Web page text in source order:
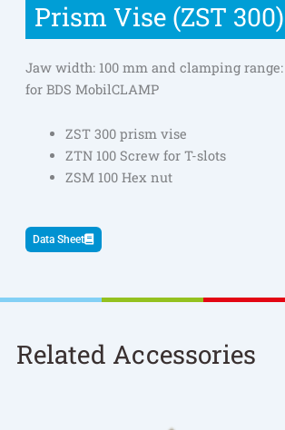
Prism Vise (ZST 300)
Jaw width: 100 mm and clamping range:
for BDS MobilCLAMP
ZST 300 prism vise
ZTN 100 Screw for T-slots
ZSM 100 Hex nut
Data Sheet
Related Accessories